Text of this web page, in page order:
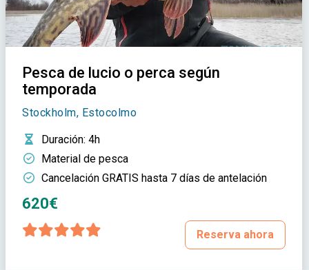
Pesca de lucio o perca según
temporada
Stockholm, Estocolmo
Duración: 4h
Material de pesca
Cancelación GRATIS hasta 7 días de antelación
620€
Reserva ahora